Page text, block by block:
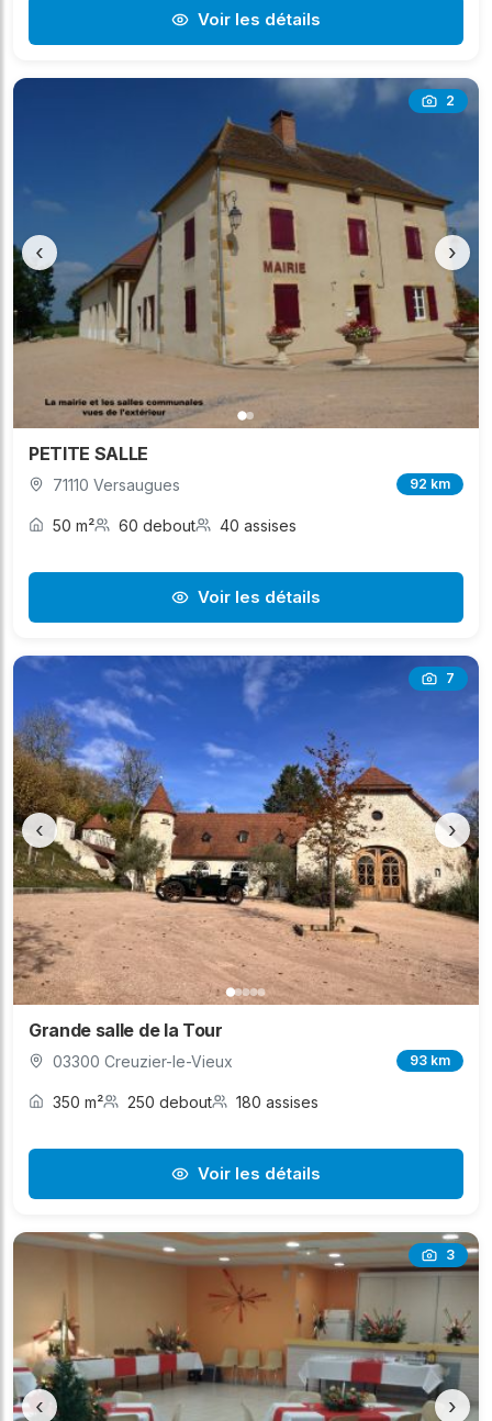
Voir les détails
2
‹ ›
PETITE SALLE
71110 Versaugues 92 km
50 m² 60 debout 40 assises
Voir les détails
7
‹ ›
Grande salle de la Tour
03300 Creuzier-le-Vieux 93 km
350 m² 250 debout 180 assises
Voir les détails
3
‹ ›